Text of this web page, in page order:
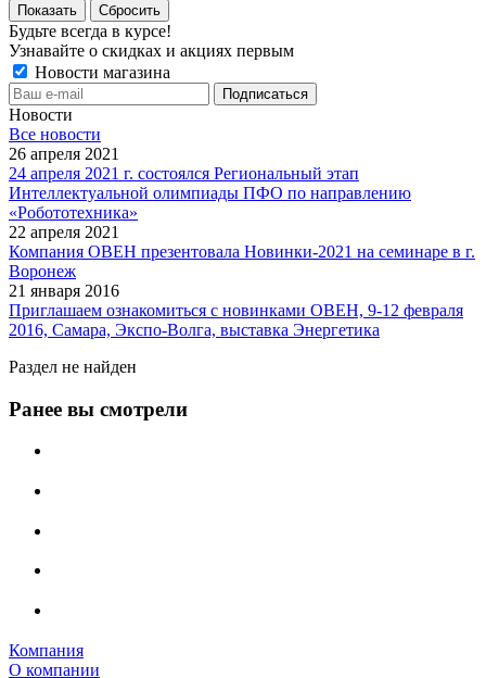
Сбросить
Будьте всегда в курсе!
Узнавайте о скидках и акциях первым
Новости магазина
Новости
Все новости
26 апреля 2021
24 апреля 2021 г. состоялся Региональный этап
Интеллектуальной олимпиады ПФО по направлению
«Робототехника»
22 апреля 2021
Компания ОВЕН презентовала Новинки-2021 на семинаре в г.
Воронеж
21 января 2016
Приглашаем ознакомиться с новинками ОВЕН, 9-12 февраля
2016, Самара, Экспо-Волга, выставка Энергетика
Раздел не найден
Ранее вы смотрели
Компания
О компании